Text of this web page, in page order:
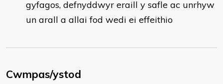
gyfagos, defnyddwyr eraill y safle ac unrhyw
un arall a allai fod wedi ei effeithio
Cwmpas/ystod